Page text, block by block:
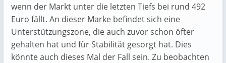
wenn der Markt unter die letzten Tiefs bei rund 492
Euro fällt. An dieser Marke befindet sich eine
Unterstützungszone, die auch zuvor schon öfter
gehalten hat und für Stabilität gesorgt hat. Dies
könnte auch dieses Mal der Fall sein. Zu beobachten